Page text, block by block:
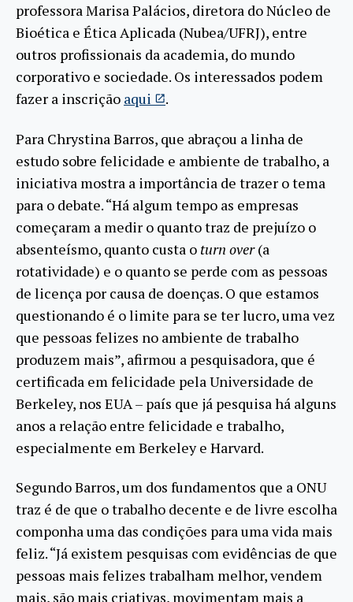
professora Marisa Palácios, diretora do Núcleo de
Bioética e Ética Aplicada (Nubea/UFRJ), entre
outros profissionais da academia, do mundo
corporativo e sociedade. Os interessados podem
fazer a inscrição aqui .
Para Chrystina Barros, que abraçou a linha de
estudo sobre felicidade e ambiente de trabalho, a
iniciativa mostra a importância de trazer o tema
para o debate. “Há algum tempo as empresas
começaram a medir o quanto traz de prejuízo o
absenteísmo, quanto custa o turn over(a
rotatividade) e o quanto se perde com as pessoas
de licença por causa de doenças. O que estamos
questionando é o limite para se ter lucro, uma vez
que pessoas felizes no ambiente de trabalho
produzem mais”, afirmou a pesquisadora, que é
certificada em felicidade pela Universidade de
Berkeley, nos EUA – país que já pesquisa há alguns
anos a relação entre felicidade e trabalho,
especialmente em Berkeley e Harvard.
Segundo Barros, um dos fundamentos que a ONU
traz é de que o trabalho decente e de livre escolha
componha uma das condições para uma vida mais
feliz. “Já existem pesquisas com evidências de que
pessoas mais felizes trabalham melhor, vendem
mais, são mais criativas, movimentam mais a